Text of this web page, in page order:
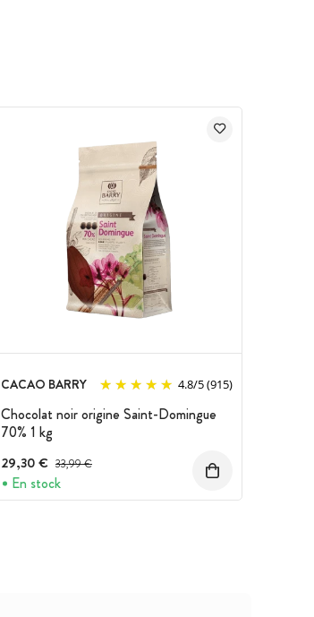
CACAO BARRY 4.8/5(915)
Chocolat noir origine Saint-Domingue
70% 1 kg
29,30 € Prix avant réduction :
33,99 €
En stock